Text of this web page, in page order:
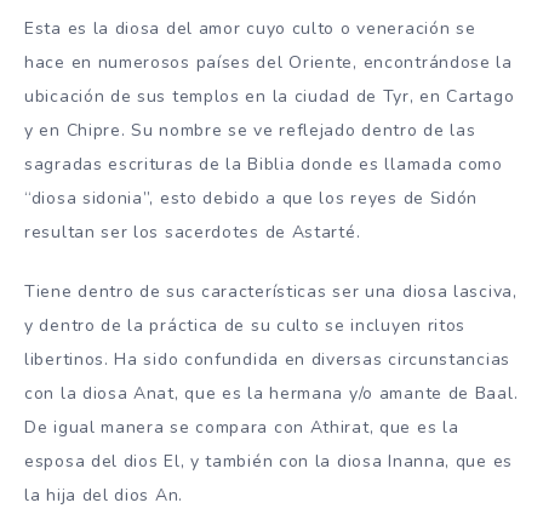
Esta es la diosa del amor cuyo culto o veneración se
hace en numerosos países del Oriente, encontrándose la
ubicación de sus templos en la ciudad de Tyr, en Cartago
y en Chipre. Su nombre se ve reflejado dentro de las
sagradas escrituras de la Biblia donde es llamada como
“diosa sidonia”, esto debido a que los reyes de Sidón
resultan ser los sacerdotes de Astarté.
Tiene dentro de sus características ser una diosa lasciva,
y dentro de la práctica de su culto se incluyen ritos
libertinos. Ha sido confundida en diversas circunstancias
con la diosa Anat, que es la hermana y/o amante de Baal.
De igual manera se compara con Athirat, que es la
esposa del dios El, y también con la diosa Inanna, que es
la hija del dios An.